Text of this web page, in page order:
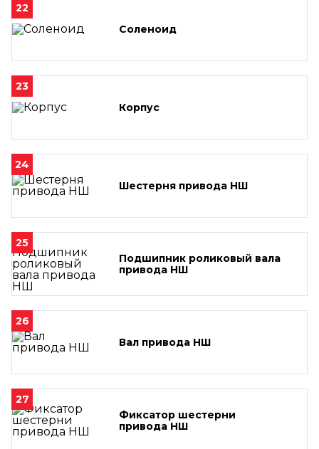
22
Соленоид
23
Корпус
24
Шестерня привода НШ
25
Подшипник роликовый вала
привода НШ
26
Вал привода НШ
27
Фиксатор шестерни
привода НШ